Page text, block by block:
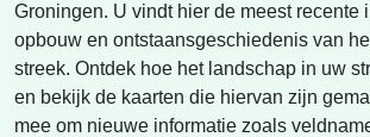
Groningen. U vindt hier de meest recente
opbouw en ontstaansgeschiedenis van
streek. Ontdek hoe het landschap in uw
en bekijk de kaarten die hiervan zijn
mee om nieuwe informatie zoals